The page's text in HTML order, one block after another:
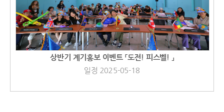
상반기 계기홍보 이벤트 「도전! 피스벨! 」
일정 2025-05-18